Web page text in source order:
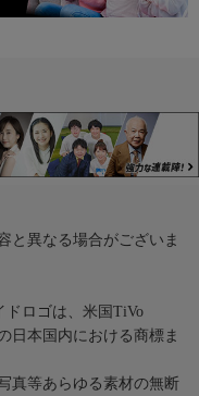
と異なる場合がございま
ドロゴは、米国TiVo
日本国内における商標ま
真等あらゆる素材の無断